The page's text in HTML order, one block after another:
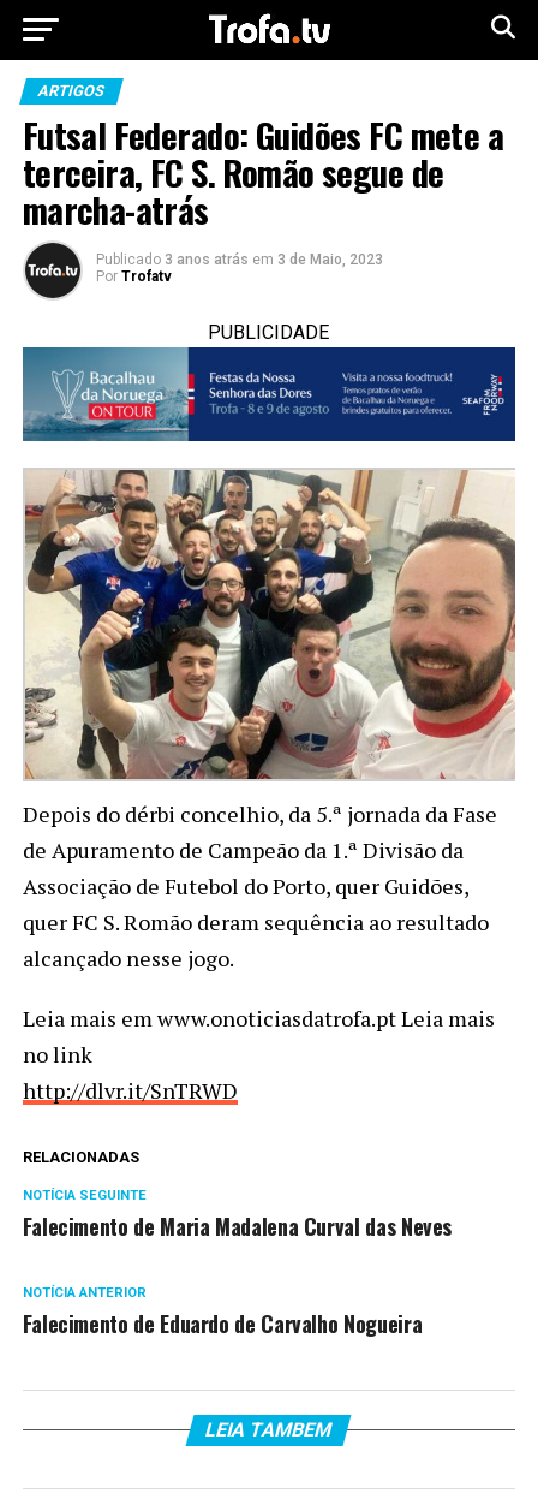
ARTIGOS
Futsal Federado: Guidões FC mete a
terceira, FC S. Romão segue de
marcha-atrás
Publicado 3 anos atrás em 3 de Maio, 2023
Por Trofatv
PUBLICIDADE
Depois do dérbi concelhio, da 5.ª jornada da Fase
de Apuramento de Campeão da 1.ª Divisão da
Associação de Futebol do Porto, quer Guidões,
quer FC S. Romão deram sequência ao resultado
alcançado nesse jogo.
Leia mais em www.onoticiasdatrofa.pt Leia mais
no link
http://dlvr.it/SnTRWD
RELACIONADAS
NOTÍCIA SEGUINTE
Falecimento de Maria Madalena Curval das Neves
NOTÍCIA ANTERIOR
Falecimento de Eduardo de Carvalho Nogueira
LEIA TAMBEM